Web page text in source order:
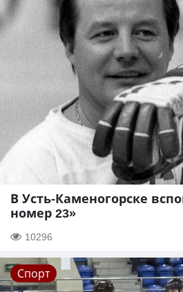
В Усть-Каменогорске
номер 23»
10296
Спорт